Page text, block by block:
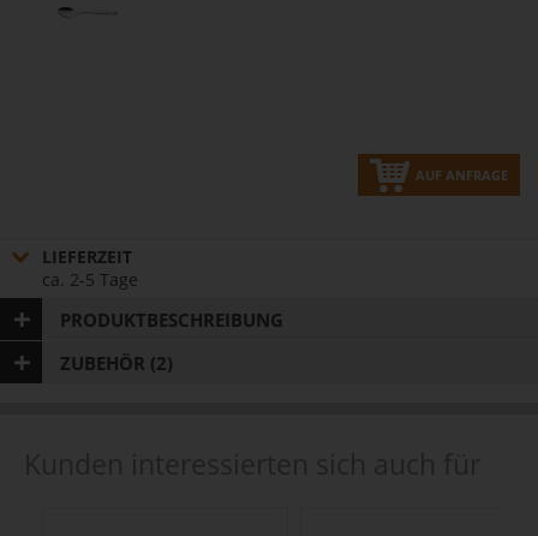
AUF ANFRAGE
LIEFERZEIT
ca. 2-5 Tage
PRODUKTBESCHREIBUNG
ZUBEHÖR (2)